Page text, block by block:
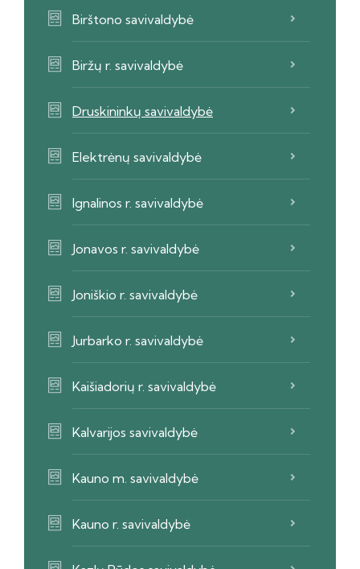
Birštono savivaldybė
Biržų r. savivaldybė
Druskininkų savivaldybė
Elektrėnų savivaldybė
Ignalinos r. savivaldybė
Jonavos r. savivaldybė
Joniškio r. savivaldybė
Jurbarko r. savivaldybė
Kaišiadorių r. savivaldybė
Kalvarijos savivaldybė
Kauno m. savivaldybė
Kauno r. savivaldybė